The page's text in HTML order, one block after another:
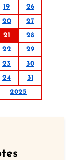
19
26
20
27
21
28
22
29
23
30
24
31
2025